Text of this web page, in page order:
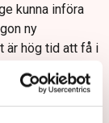
kunna införa
ny
är hög tid att få i
och vara med